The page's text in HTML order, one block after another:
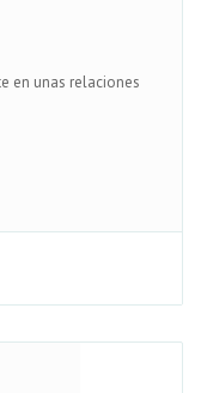
en unas relaciones